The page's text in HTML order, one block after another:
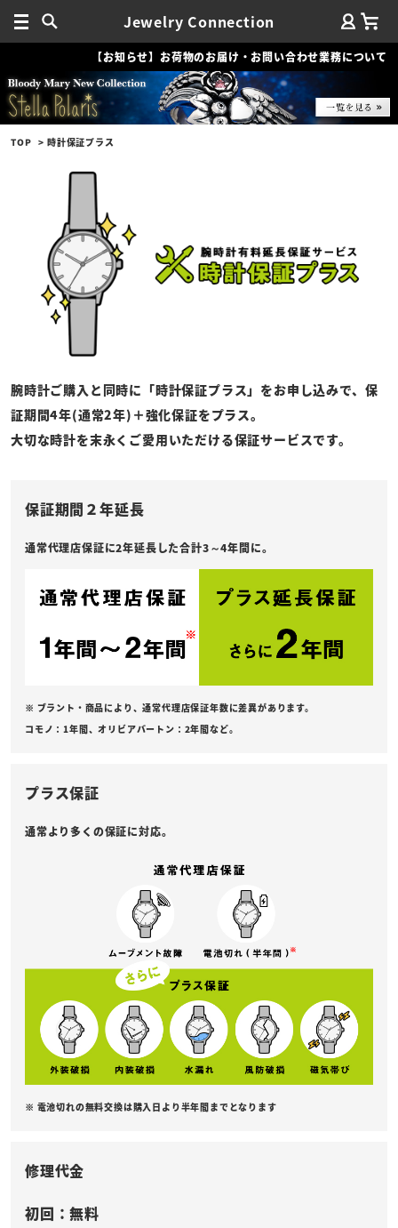
Jewelry Connection
【お知らせ】お荷物のお届け・お問い合わせ業務について
TOP 時計保証プラス
腕時計ご購入と同時に「時計保証プラス」をお申し込みで、保
証期間4年(通常2年)＋強化保証をプラス。
大切な時計を末永くご愛用いただける保証サービスです。
保証期間２年延長
通常代理店保証に2年延長した合計3～4年間に。
※ ブラント・商品により、通常代理店保証年数に差異があります。
コモノ：1年間、オリビアバートン：2年間など。
プラス保証
通常より多くの保証に対応。
※ 電池切れの無料交換は購入日より半年間までとなります
修理代金
初回：無料